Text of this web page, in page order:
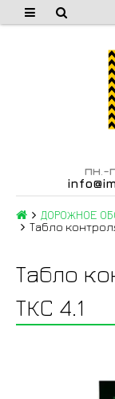
пн -
ДОРОЖНОЕ
Табло
Табло
ТКС 4.1